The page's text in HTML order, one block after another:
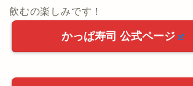
飲むの楽しみです！
かっぱ寿司 公式ページ